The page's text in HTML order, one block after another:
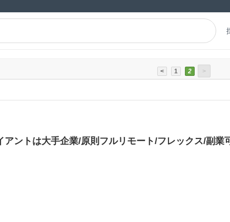
< 1 2 >
アントは大手企業/原則フルリモート/フレックス/副業